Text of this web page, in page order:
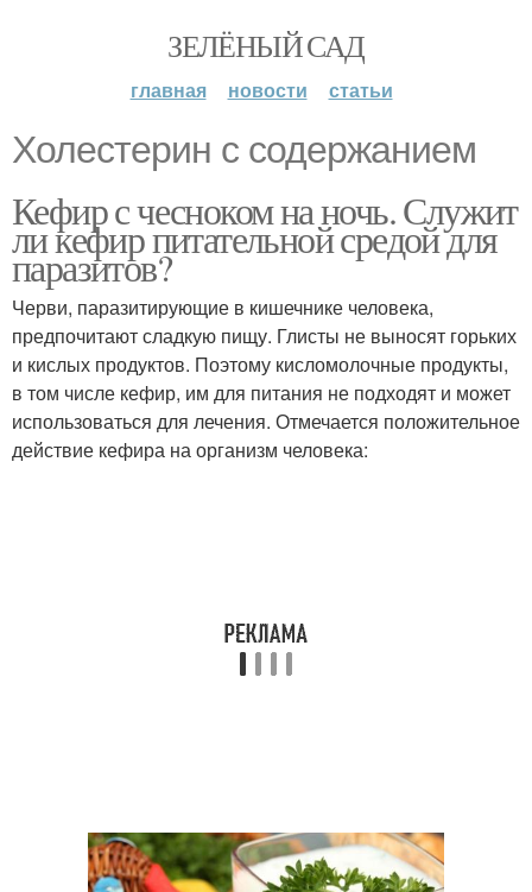
ЗЕЛЁНЫЙ САД
главная новости статьи
Холестерин с содержанием
Кефир с чесноком на ночь. Служит
ли кефир питательной средой для
паразитов?
Черви, паразитирующие в кишечнике человека,
предпочитают сладкую пищу. Глисты не выносят горьких
и кислых продуктов. Поэтому кисломолочные продукты,
в том числе кефир, им для питания не подходят и может
использоваться для лечения. Отмечается положительное
действие кефира на организм человека: